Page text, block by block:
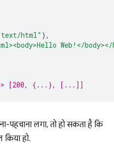
html" },
Web!</
[200, {...}, [...]]
पहचाना लगा, तो हो सकता है कि
किया हो.